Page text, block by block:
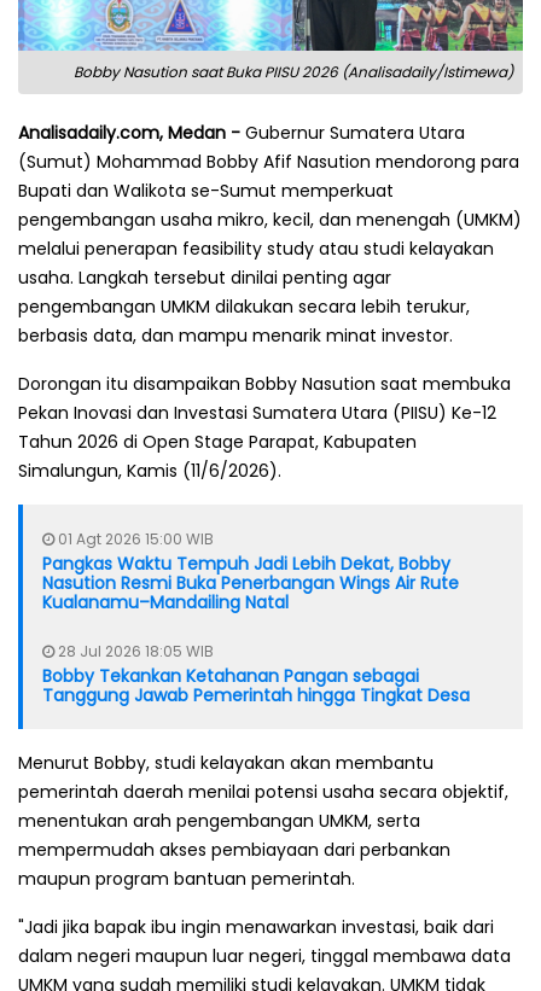
Bobby Nasution saat Buka PIISU 2026 (Analisadaily/Istimewa)
Analisadaily.com, Medan - Gubernur Sumatera Utara
(Sumut) Mohammad Bobby Afif Nasution mendorong para
Bupati dan Walikota se-Sumut memperkuat
pengembangan usaha mikro, kecil, dan menengah (UMKM)
melalui penerapan feasibility study atau studi kelayakan
usaha. Langkah tersebut dinilai penting agar
pengembangan UMKM dilakukan secara lebih terukur,
berbasis data, dan mampu menarik minat investor.
Dorongan itu disampaikan Bobby Nasution saat membuka
Pekan Inovasi dan Investasi Sumatera Utara (PIISU) Ke-12
Tahun 2026 di Open Stage Parapat, Kabupaten
Simalungun, Kamis (11/6/2026).
01 Agt 2026 15:00 WIB
Pangkas Waktu Tempuh Jadi Lebih Dekat, Bobby
Nasution Resmi Buka Penerbangan Wings Air Rute
Kualanamu–Mandailing Natal
28 Jul 2026 18:05 WIB
Bobby Tekankan Ketahanan Pangan sebagai
Tanggung Jawab Pemerintah hingga Tingkat Desa
Menurut Bobby, studi kelayakan akan membantu
pemerintah daerah menilai potensi usaha secara objektif,
menentukan arah pengembangan UMKM, serta
mempermudah akses pembiayaan dari perbankan
maupun program bantuan pemerintah.
"Jadi jika bapak ibu ingin menawarkan investasi, baik dari
dalam negeri maupun luar negeri, tinggal membawa data
UMKM yang sudah memiliki studi kelayakan. UMKM tidak